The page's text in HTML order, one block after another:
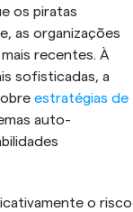
os piratas
as organizações
recentes. À
sofisticadas, a
estratégias de
auto-
o risco